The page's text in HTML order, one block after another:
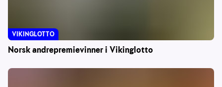
Norsk andrepremievinner i Vikinglotto
VIKINGLOTTO